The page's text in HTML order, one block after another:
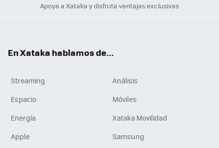
Apoya a Xataka y disfruta ventajas exclusivas
En Xataka hablamos de...
Streaming
Análisis
Espacio
Móviles
Energía
Xataka Movilidad
Apple
Samsung